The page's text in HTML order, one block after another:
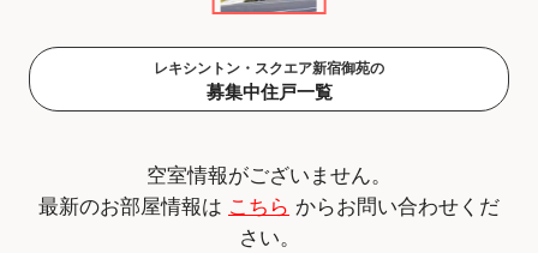
レキシントン・スクエア新宿御苑の
募集中住戸一覧
空室情報がございません。
最新のお部屋情報は こちら からお問い合わせくだ
さい。